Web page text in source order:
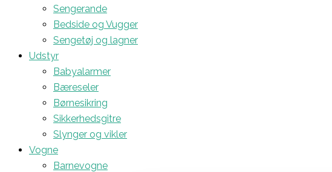
Sengerande
Bedside og Vugger
Sengetøj og lagner
Udstyr
Babyalarmer
Bæreseler
Børnesikring
Sikkerhedsgitre
Slynger og vikler
Vogne
Barnevogne